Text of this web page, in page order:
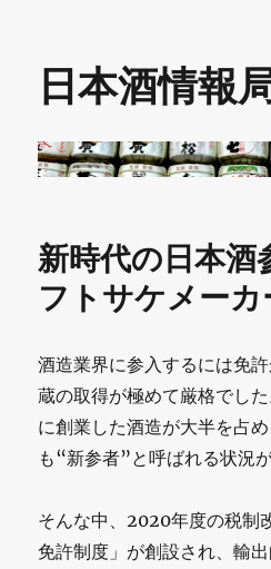
日本酒情報
新時代の日本
フトサケメーカ
酒造業界に参入するには免
蔵の取得が極めて厳格でし
に創業した酒造が大半を占
も“新参者”と呼ばれる状況
そんな中、2020年度の税制
免許制度」が創設され、輸